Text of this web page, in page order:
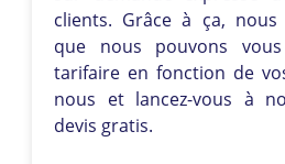
clients. Grâce à ça, nous
que nous pouvons
tarifaire en fonction de
nous et lancez-vous à
devis gratis.